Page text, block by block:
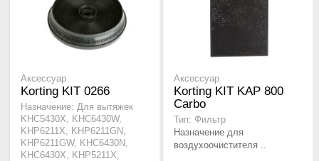
Аксессуар
Korting KIT 0266
Назначение: Для вытяжек
KHC5430X, KHC6430W,
KHP6211X, KHP6211GN,
KHP6211GW, KHC6430N,
KHC6430X, KHP5211X,
Аксессуар
Korting KIT KAP 800
Carbo
Тип: Фильтр
Назначение для
воздухоочистителя ..